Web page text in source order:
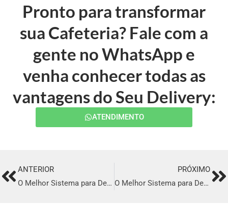
Pronto para transformar
sua Cafeteria? Fale com a
gente no WhatsApp e
venha conhecer todas as
vantagens do Seu Delivery:
ATENDIMENTO
PrevANTERIOR
O Melhor Sistema para Delivery em Umuarama
PRÓXIMO
O Melhor Sistema para Delivery em Eunápolis